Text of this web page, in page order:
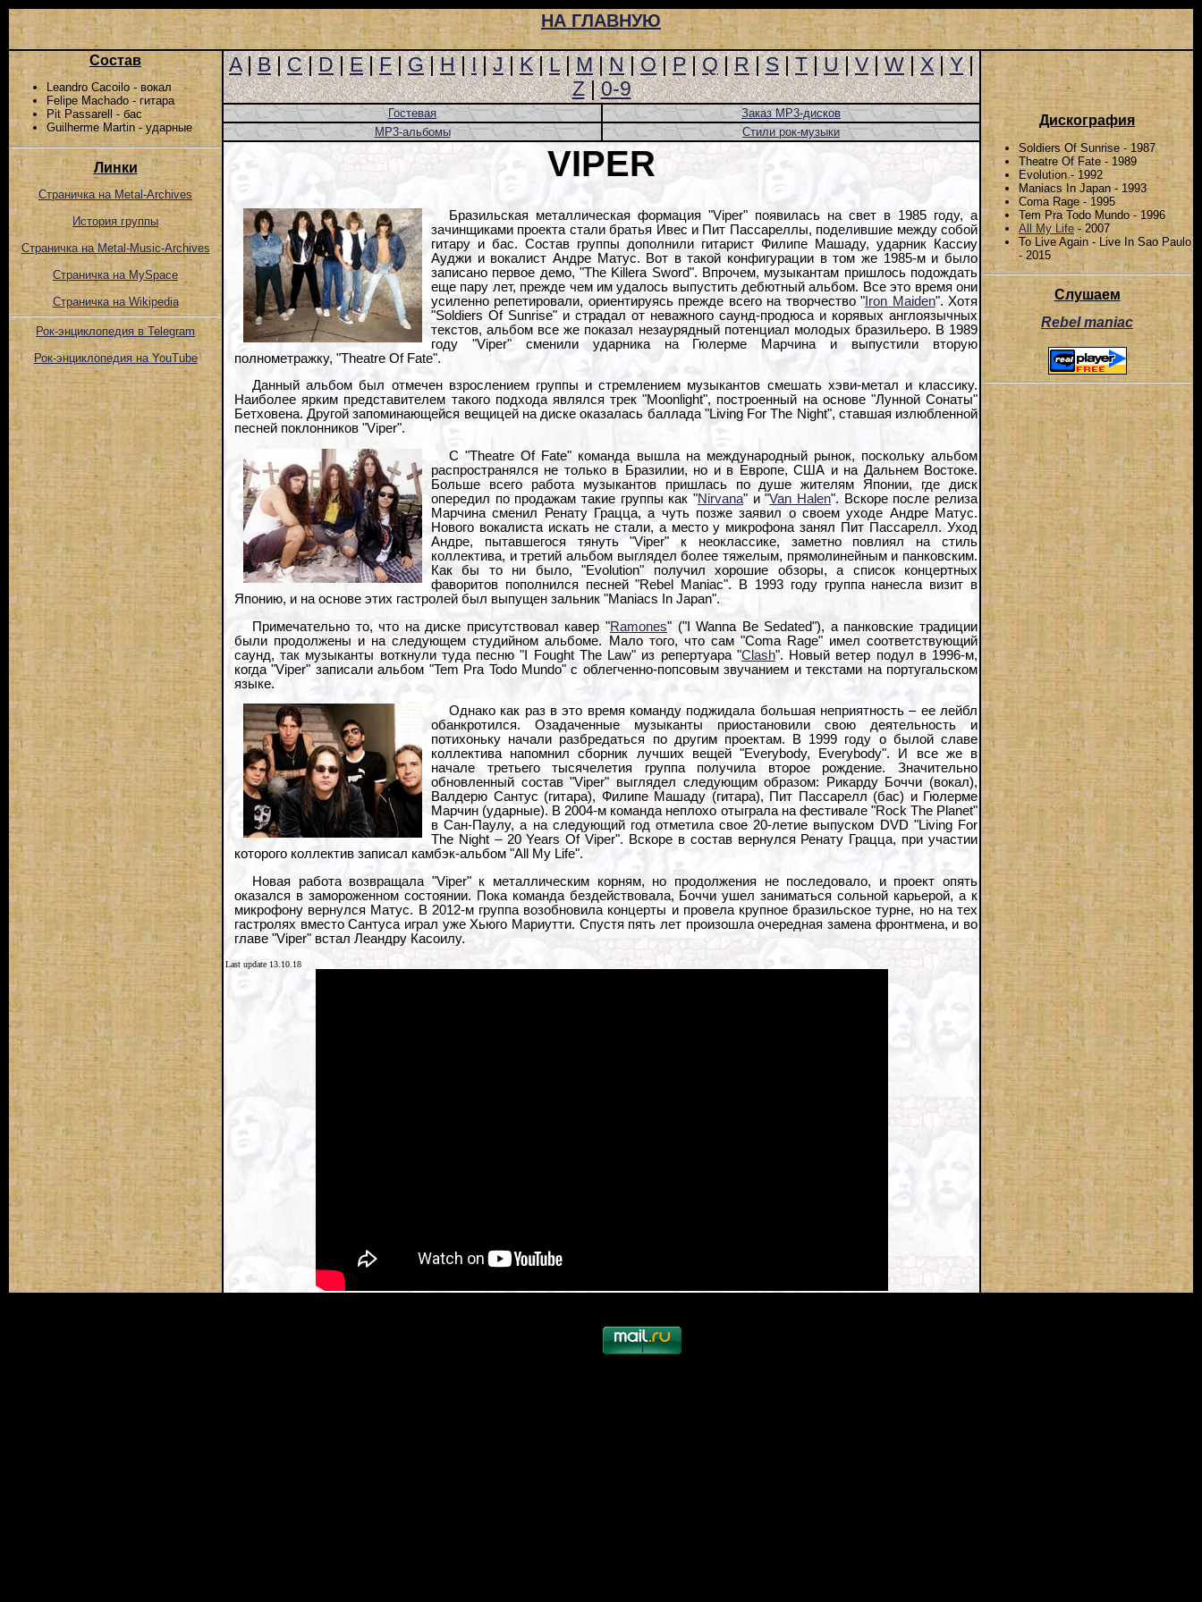
НА ГЛАВНУЮ
Состав
Leandro Cacoilo - вокал
Felipe Machado - гитара
Pit Passarell - бас
Guilherme Martin - ударные
Линки
Страничка на Metal-Archives
История группы
Страничка на Metal-Music-Archives
Страничка на MySpace
Страничка на Wikipedia
Рок-энциклопедия в Telegram
Рок-энциклопедия на YouTube
A|B|C|D|E|F|G|H|I|J|K|L|M|N|O|P|Q|R|S|T|U|V|W|X|Y|
Z|0-9
Дискография
Soldiers Of Sunrise - 1987
Theatre Of Fate - 1989
Evolution - 1992
Maniacs In Japan - 1993
Coma Rage - 1995
Tem Pra Todo Mundo - 1996
All My Life - 2007
To Live Again - Live In Sao Paulo
- 2015
Слушаем
Rebel maniac
Гостевая
Заказ MP3-дисков
MP3-альбомы
Стили рок-музыки
VIPER
Бразильская металлическая формация "Viper" появилась на свет в 1985 году, а
зачинщиками проекта стали братья Ивес и Пит Пассареллы, поделившие между собой
гитару и бас. Состав группы дополнили гитарист Филипе Машаду, ударник Кассиу
Ауджи и вокалист Андре Матус. Вот в такой конфигурации в том же 1985-м и было
записано первое демо, "The Killera Sword". Впрочем, музыкантам пришлось подождать
еще пару лет, прежде чем им удалось выпустить дебютный альбом. Все это время они
усиленно репетировали, ориентируясь прежде всего на творчество " Iron Maiden". Хотя
"Soldiers Of Sunrise" и страдал от неважного саунд-продюса и корявых англоязычных
текстов, альбом все же показал незаурядный потенциал молодых бразильеро. В 1989
году "Viper" сменили ударника на Гюлерме Марчина и выпустили вторую
полнометражку, "Theatre Of Fate".
Данный альбом был отмечен взрослением группы и стремлением музыкантов смешать хэви-метал и классику.
Наиболее ярким представителем такого подхода являлся трек "Moonlight", построенный на основе "Лунной Сонаты"
Бетховена. Другой запоминающейся вещицей на диске оказалась баллада "Living For The Night", ставшая излюбленной
песней поклонников "Viper".
С "Theatre Of Fate" команда вышла на международный рынок, поскольку альбом
распространялся не только в Бразилии, но и в Европе, США и на Дальнем Востоке.
Больше всего работа музыкантов пришлась по душе жителям Японии, где диск
опередил по продажам такие группы как "Nirvana" и "Van Halen". Вскоре после релиза
Марчина сменил Ренату Грацца, а чуть позже заявил о своем уходе Андре Матус.
Нового вокалиста искать не стали, а место у микрофона занял Пит Пассарелл. Уход
Андре, пытавшегося тянуть "Viper" к неоклассике, заметно повлиял на стиль
коллектива, и третий альбом выглядел более тяжелым, прямолинейным и панковским.
Как бы то ни было, "Evolution" получил хорошие обзоры, а список концертных
фаворитов пополнился песней "Rebel Maniac". В 1993 году группа нанесла визит в
Японию, и на основе этих гастролей был выпущен зальник "Maniacs In Japan".
Примечательно то, что на диске присутствовал кавер "Ramones" ("I Wanna Be Sedated"), а панковские традиции
были продолжены и на следующем студийном альбоме. Мало того, что сам "Coma Rage" имел соответствующий
саунд, так музыканты воткнули туда песню "I Fought The Law" из репертуара "Clash". Новый ветер подул в 1996-м,
когда "Viper" записали альбом "Tem Pra Todo Mundo" с облегченно-попсовым звучанием и текстами на португальском
языке.
Однако как раз в это время команду поджидала большая неприятность – ее лейбл
обанкротился. Озадаченные музыканты приостановили свою деятельность и
потихоньку начали разбредаться по другим проектам. В 1999 году о былой славе
коллектива напомнил сборник лучших вещей "Everybody, Everybody". И все же в
начале третьего тысячелетия группа получила второе рождение. Значительно
обновленный состав "Viper" выглядел следующим образом: Рикарду Боччи (вокал),
Валдерю Сантус (гитара), Филипе Машаду (гитара), Пит Пассарелл (бас) и Гюлерме
Марчин (ударные). В 2004-м команда неплохо отыграла на фестивале "Rock The Planet"
в Сан-Паулу, а на следующий год отметила свое 20-летие выпуском DVD "Living For
The Night – 20 Years Of Viper". Вскоре в состав вернулся Ренату Грацца, при участии
которого коллектив записал камбэк-альбом "All My Life".
Новая работа возвращала "Viper" к металлическим корням, но продолжения не последовало, и проект опять
оказался в замороженном состоянии. Пока команда бездействовала, Боччи ушел заниматься сольной карьерой, а к
микрофону вернулся Матус. В 2012-м группа возобновила концерты и провела крупное бразильское турне, но на тех
гастролях вместо Сантуса играл уже Хьюго Мариутти. Спустя пять лет произошла очередная замена фронтмена, и во
главе "Viper" встал Леандру Касоилу.
Last update 13.10.18